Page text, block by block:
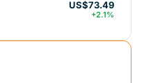
US$73.49
+2.1%